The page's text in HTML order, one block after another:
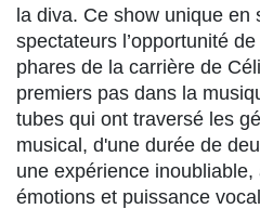
la diva. Ce show unique en
spectateurs l’opportunité
phares de la carrière de
premiers pas dans la
tubes qui ont traversé les
musical, d'une durée de
une expérience
émotions et puissance